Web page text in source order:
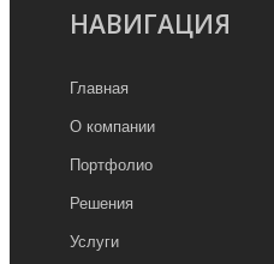
НАВИГАЦИЯ
Главная
О компании
Портфолио
Решения
Услуги